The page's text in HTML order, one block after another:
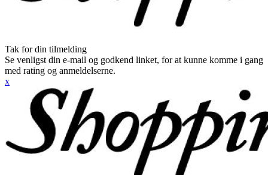
Tak for din tilmelding
Se venligst din e-mail og godkend linket, for at kunne komme i gang
med rating og anmeldelserne.
x